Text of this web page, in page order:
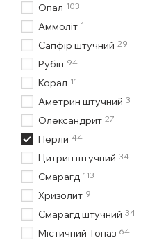
Опал 103
Аммоліт 1
Сапфір штучний 29
Рубін 94
Корал 11
Аметрин штучний 3
Олександрит 27
Перли 44
Цитрин штучний 34
Смарагд 113
Хризолит 9
Смарагд штучний 34
Містичний Топаз 64